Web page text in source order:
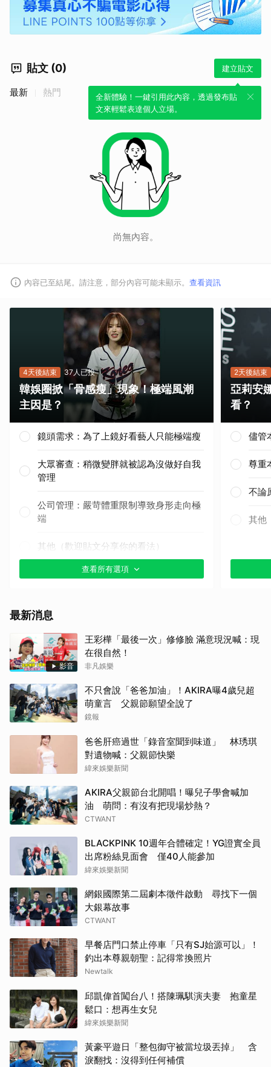
貼文 (0) 建立貼文
全新體驗！一鍵引用此內容，透過發布貼
文來輕鬆表達個人立場。
最新 熱門
尚無內容。
內容已至結尾。請注意，部分內容可能未顯示。 查看資訊
4天後結束 37人已投
韓娛圈掀「骨感瘦」現象！極端風潮
主因是？
鏡頭需求：為了上鏡好看藝人只能極端瘦
大眾審查：稍微變胖就被認為沒做好自我
管理
公司管理：嚴苛體重限制導致身形走向極
端
其他（歡迎貼文分享你的看法）
查看所有選項
2天後結束
亞莉安
看？
儘管
尊重
不論
其他
最新消息
影音
王彩樺「最後一次」修修臉 滿意現況喊：現
在很自然！
非凡娛樂
不只會說「爸爸加油」！AKIRA曝4歲兒超
萌童言 父親節願望全說了
鏡報
爸爸肝癌過世「錄音室聞到味道」 林琇琪
對遺物喊：父親節快樂
緯來娛樂新聞
AKIRA父親節台北開唱！曝兒子學會喊加
油 萌問：有沒有把現場炒熱？
CTWANT
BLACKPINK 10週年合體確定！YG證實全員
出席粉絲見面會 僅40人能參加
緯來娛樂新聞
網銀國際第二屆劇本徵件啟動 尋找下一個
大銀幕故事
CTWANT
早餐店門口禁止停車「只有SJ始源可以」！
釣出本尊親朝聖：記得常換照片
Newtalk
邱凱偉首闖台八！搭陳珮騏演夫妻 抱童星
鬆口：想再生女兒
緯來娛樂新聞
黃豪平遊日「整包御守被當垃圾丟掉」 含
淚翻找：沒得到任何補償